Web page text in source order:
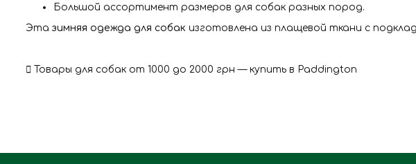
Большой ассортимент размеров для собак разных пород.
Эта зимняя одежда для собак изготовлена из плащевой ткани с
Товары для собак от 1000 до 2000 грн — купить в Paddington